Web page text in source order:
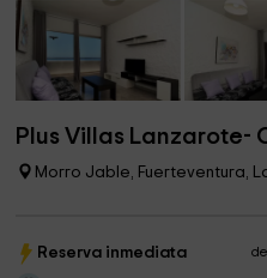
Plus Villas Lanzarote-
Morro Jable, Fuerteventura,
Reserva inmediata